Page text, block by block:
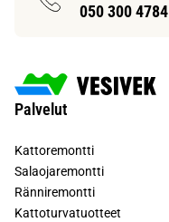
050 300 4784
Palvelut
Kattoremontti
Salaojaremontti
Ränniremontti
Kattoturvatuotteet